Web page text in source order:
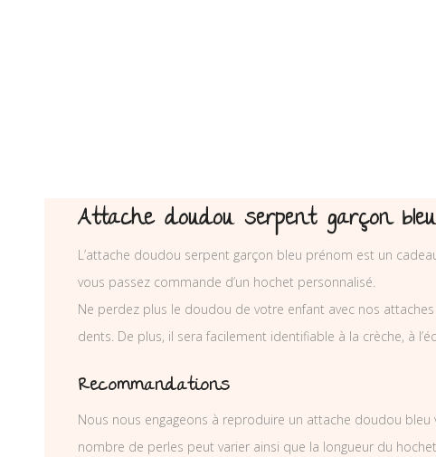
Attache doudou serpent garçon
L’attache doudou serpent garçon bleu prénom est un
vous passez commande d’un hochet personnalisé.
Ne perdez plus le doudou de votre enfant avec nos
dents. De plus, il sera facilement identifiable à la crèche, à
Recommandations
Nous nous engageons à reproduire un attache doudou
nombre de perles peut varier ainsi que la longueur du